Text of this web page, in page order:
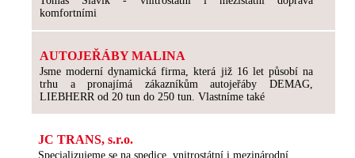
komfortními
AUTOJEŘÁBY MALINA
Jsme moderní dynamická firma, která již 16 let působí na
trhu a pronajímá zákazníkům autojeřáby DEMAG,
LIEBHERR od 20 tun do 250 tun. Vlastníme také
JC TRANS, s.r.o.
Specializujeme se na spedice, vnitrostátní i mezinárodní